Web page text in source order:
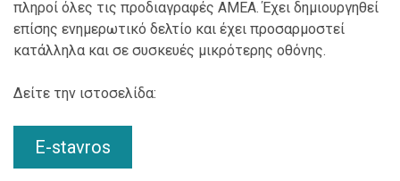
πληροί όλες τις προδιαγραφές ΑΜΕΑ. Έχει δημιουργηθεί
επίσης ενημερωτικό δελτίο και έχει προσαρμοστεί
κατάλληλα και σε συσκευές μικρότερης οθόνης.
Δείτε την ιστοσελίδα:
E-stavros